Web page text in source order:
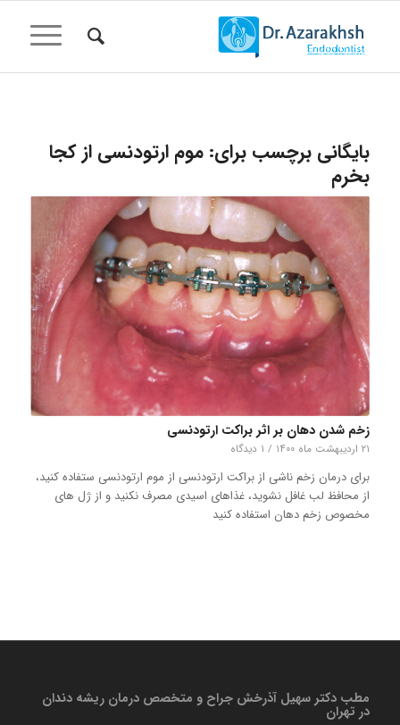
بایگانی برچسب برای: موم ارتودنسی از کجا
بخرم
زخم شدن دهان بر اثر براکت ارتودنسی
۲۱ اردیبهشت ماه ۱۴۰۰ / ۱ دیدگاه
برای درمان زخم ناشی از براکت ارتودنسی از موم ارتودنسی ستفاده کنید،
از محافظ لب غافل نشوید، غذاهای اسیدی مصرف نکنید و از ژل های
مخصوص زخم دهان استفاده کنید
مطب دكتر سهیل آذرخش جراح و متخصص درمان ریشه دندان
در تهران